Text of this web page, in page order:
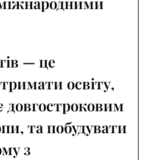
— це
освіту,
довгостроковим
та побудувати
з